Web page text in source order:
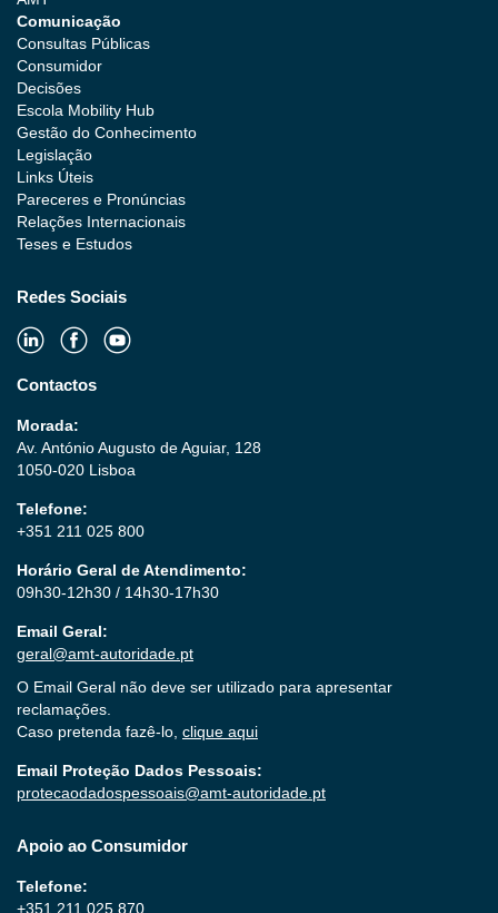
Comunicação
Consultas Públicas
Consumidor
Decisões
Escola Mobility Hub
Gestão do Conhecimento
Legislação
Links Úteis
Pareceres e Pronúncias
Relações Internacionais
Teses e Estudos
Redes Sociais
Contactos
Morada:
Av. António Augusto de Aguiar, 128
1050-020 Lisboa
Telefone:
+351 211 025 800
Horário Geral de Atendimento:
09h30-12h30 / 14h30-17h30
Email Geral:
geral@amt-autoridade.pt
O Email Geral não deve ser utilizado para apresentar
reclamações.
Caso pretenda fazê-lo, clique aqui
Email Proteção Dados Pessoais:
protecaodadospessoais@amt-autoridade.pt
Apoio ao Consumidor
Telefone:
+351 211 025 870